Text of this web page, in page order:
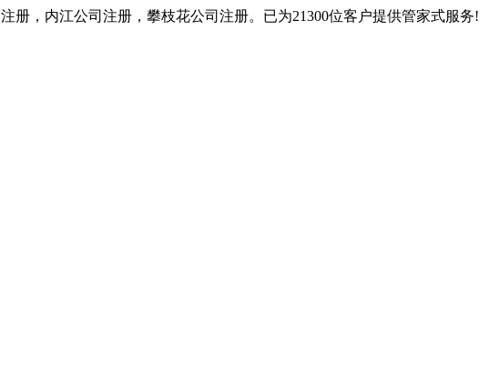
册，内江公司注册，攀枝花公司注册。已为21300位客户提供管家式服务!